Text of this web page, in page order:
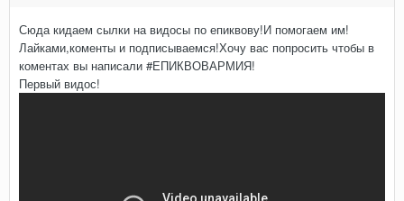
Сюда кидаем сылки на видосы по епиквову!И помогаем им!
Лайками,коменты и подписываемся!Хочу вас попросить чтобы в
коментах вы написали #ЕПИКВОВАРМИЯ!
Первый видос!